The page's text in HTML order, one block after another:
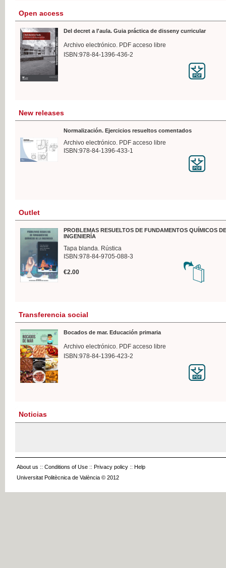
Open access
Del decret a l'aula. Guia práctica de disseny curricular
Archivo electrónico. PDF acceso libre
ISBN:978-84-1396-436-2
New releases
Normalización. Ejercicios resueltos comentados
Archivo electrónico. PDF acceso libre
ISBN:978-84-1396-433-1
Outlet
PROBLEMAS RESUELTOS DE FUNDAMENTOS QUÍMICOS
INGENIERÍA
Tapa blanda. Rústica
ISBN:978-84-9705-088-3
€2.00
Transferencia social
Bocados de mar. Educación primaria
Archivo electrónico. PDF acceso libre
ISBN:978-84-1396-423-2
Noticias
About us :: Conditions of Use :: Privacy policy :: Help
Universitat Politècnica de València © 2012